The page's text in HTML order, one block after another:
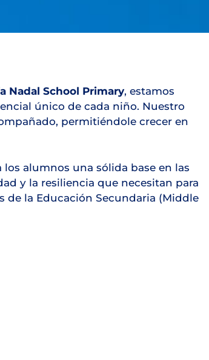
Nadal School Primary, estamos
único de cada niño. Nuestro
permitiéndole crecer en
alumnos una sólida base en las
y la resiliencia que necesitan para
de la Educación Secundaria (Middle